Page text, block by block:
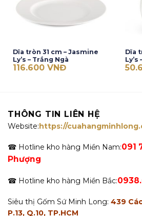
Dĩa tròn 31 cm – Jasmine
Ly’s – Trắng Ngà
116.600 VNĐ
Dĩa
Ly’s
THÔNG TIN LIÊN HỆ
Website:https://
☎ Hotline kho hàng Miền Nam:091
Phượng
☎ Hotline kho hàng Miền Bắc:
Siêu thị Gốm Sứ Minh Long: 439
P.13, Q.10, TP.HCM